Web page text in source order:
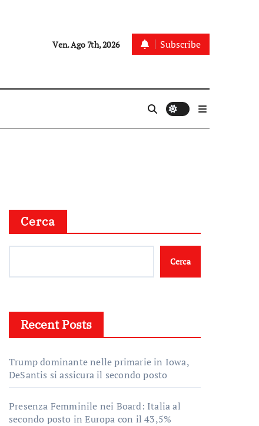
Ven. Ago 7th, 2026 Subscribe
Cerca
Cerca
Recent Posts
Trump dominante nelle primarie in Iowa,
DeSantis si assicura il secondo posto
Presenza Femminile nei Board: Italia al
secondo posto in Europa con il 43,5%